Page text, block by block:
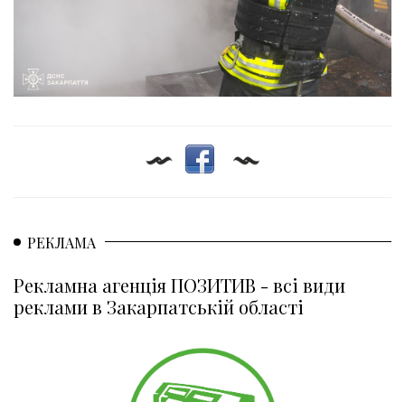
РЕКЛАМА
Рекламна агенція ПОЗИТИВ - всі види
реклами в Закарпатській області